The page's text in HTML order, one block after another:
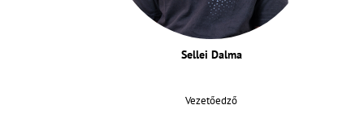
Sellei Dalma
Vezetőedző